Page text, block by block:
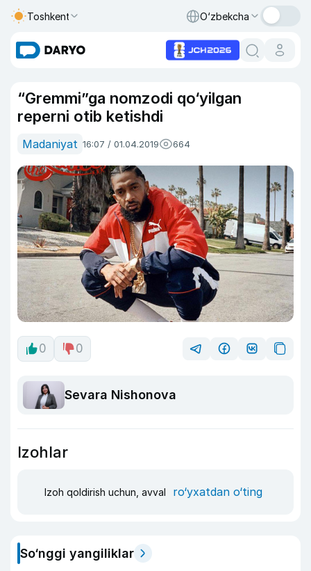
Toshkent O‘zbekcha
“Gremmi”ga nomzodi qo‘yilgan
reperni otib ketishdi
Madaniyat 16:07 / 01.04.2019 664
0 0
Sevara Nishonova
Izohlar
Izoh qoldirish uchun, avval ro‘yxatdan o‘ting
So‘nggi yangiliklar